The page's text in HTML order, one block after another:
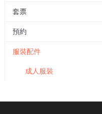
套票
預約
服裝配件
成人服裝